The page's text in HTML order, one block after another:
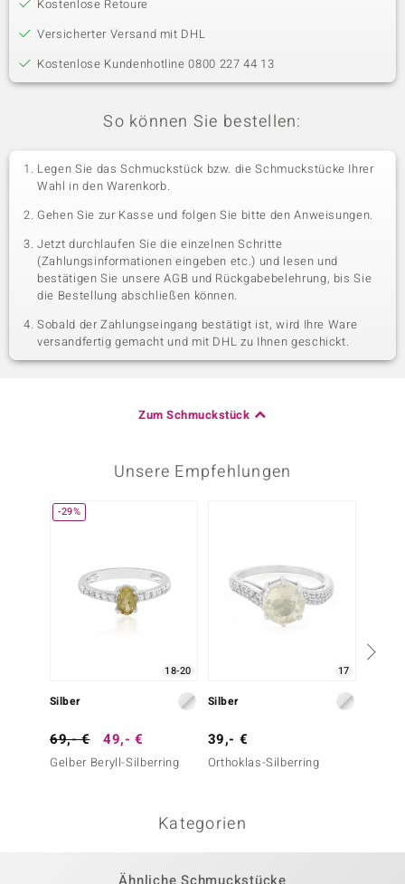
Kostenlose Retoure
Versicherter Versand mit DHL
Kostenlose Kundenhotline 0800 227 44 13
So können Sie bestellen:
Legen Sie das Schmuckstück bzw. die Schmuckstücke Ihrer
Wahl in den Warenkorb.
Gehen Sie zur Kasse und folgen Sie bitte den Anweisungen.
Jetzt durchlaufen Sie die einzelnen Schritte
(Zahlungsinformationen eingeben etc.) und lesen und
bestätigen Sie unsere AGB und Rückgabebelehrung, bis Sie
die Bestellung abschließen können.
Sobald der Zahlungseingang bestätigt ist, wird Ihre Ware
versandfertig gemacht und mit DHL zu Ihnen geschickt.
Zum Schmuckstück
Unsere Empfehlungen
-29%
18-20
Silber
69,- € 49,- €
Gelber Beryll-Silberring
17
Silber
39,- €
Orthoklas-Silberring
Kategorien